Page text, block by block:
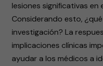
lesiones significativas en
Considerando esto,
investigación? La
implicaciones clínicas
ayudar a los médicos a